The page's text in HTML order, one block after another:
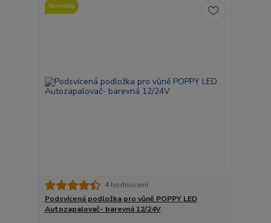
Novinka
4 hodnocení
Podsvícená podložka pro vůně POPPY LED
Autozapalovač- barevná 12/24V